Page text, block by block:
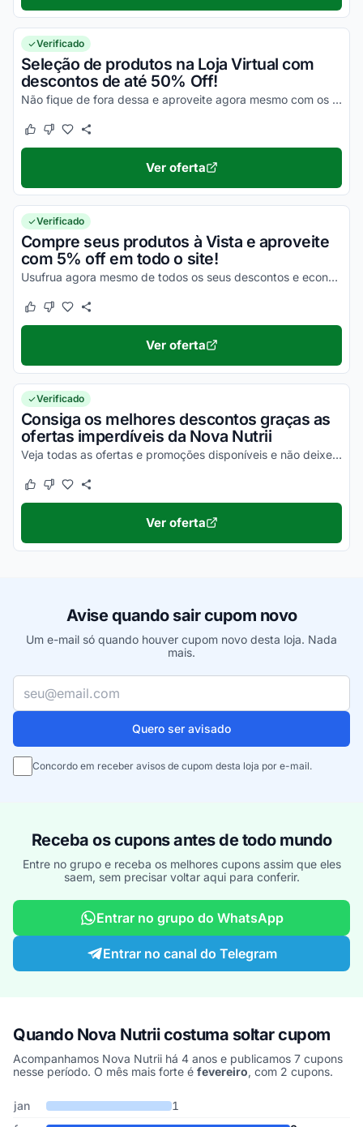
Verificado
Seleção de produtos na Loja Virtual com
descontos de até 50% Off!
Não fique de fora dessa e aproveite agora mesmo com os melhores descontos!
Este cupom funcionou
Este cupom não funcionou
Ver oferta
Verificado
Compre seus produtos à Vista e aproveite
com 5% off em todo o site!
Usufrua agora mesmo de todos os seus descontos e economize de uma forma simples nas suas compras online!
Este cupom funcionou
Este cupom não funcionou
Ver oferta
Verificado
Consiga os melhores descontos graças as
ofertas imperdíveis da Nova Nutrii
Veja todas as ofertas e promoções disponíveis e não deixe de comprar mais barato!
Este cupom funcionou
Este cupom não funcionou
Ver oferta
Avise quando sair cupom novo
Um e-mail só quando houver cupom novo desta loja. Nada
mais.
Seu e-mail
Quero ser avisado
Concordo em receber avisos de cupom desta loja por e-mail.
Receba os cupons antes de todo mundo
Entre no grupo e receba os melhores cupons assim que eles
saem, sem precisar voltar aqui para conferir.
Entrar no grupo do WhatsApp
Entrar no canal do Telegram
Quando Nova Nutrii costuma soltar cupom
Acompanhamos Nova Nutrii há 4 anos e publicamos 7 cupons
nesse período. O mês mais forte é fevereiro, com 2 cupons.
Cupons de Nova Nutrii publicados por mês, somando os últimos
Mês Cupons publicadosDesconto médio
jan
1